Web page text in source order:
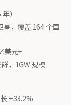
）
星，覆盖 164 个国
美元+
，1GW 规模
+33.2%